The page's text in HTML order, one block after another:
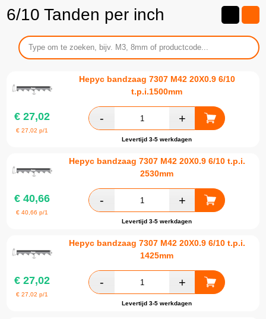
6/10 Tanden per inch
Hepyc bandzaag 7307 M42 20X0.9 6/10
t.p.i.1500mm
€ 27,02
€27,02 p/1
Levertijd 3-5 werkdagen
Hepyc bandzaag 7307 M42 20X0.9 6/10 t.p.i.
2530mm
€ 40,66
€40,66 p/1
Levertijd 3-5 werkdagen
Hepyc bandzaag 7307 M42 20X0.9 6/10 t.p.i.
1425mm
€ 27,02
€27,02 p/1
Levertijd 3-5 werkdagen